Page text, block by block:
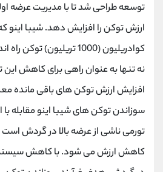
توسعه طراحی شد تا با مدیریت عرضه
ارزش توکن را افزایش دهد. شیبا اینو
کوادریلیون (1000 تریلیون)
نه تنها به عنوان راهی برای کاهش این
افزایش ارزش توکن های باقی مانده
سوزاندن توکن های شیبا اینو مقابله با
تورمی ناشی از عرضه بالا در گردش است
کاهش ارزش می شود. با کاهش